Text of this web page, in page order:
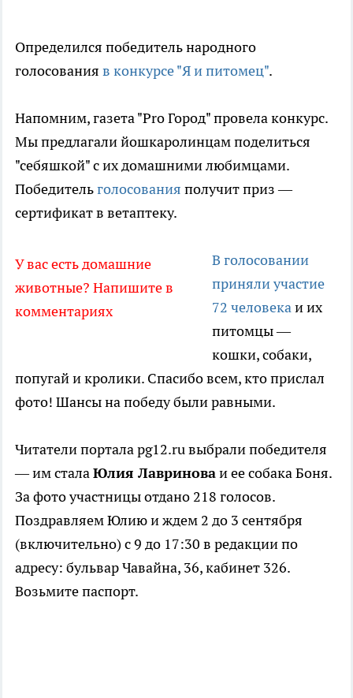
Определился победитель народного
голосования в конкурсе "Я и питомец".
Напомним, газета "Pro Город" провела конкурс.
Мы предлагали йошкаролинцам поделиться
"себяшкой" с их домашними любимцами.
Победительголосования получит приз —
сертификат в ветаптеку.
У вас есть домашние
животные? Напишите в
комментариях
В голосовании
приняли участие
72 человекаи их
питомцы —
кошки, собаки,
попугай и кролики. Спасибо всем, кто прислал
фото! Шансы на победу были равными.
Читатели портала pg12.ru выбрали победителя
— им сталаЮлия Лавриноваи ее собака Боня.
За фото участницы отдано 218 голосов.
Поздравляем Юлию и ждем 2 до 3 сентября
(включительно) с 9 до 17:30 в редакции по
адресу: бульвар Чавайна, 36, кабинет 326.
Возьмите паспорт.